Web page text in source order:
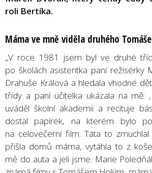
roli Bertíka.
Máma ve mně viděla druhého Tomáš
„V roce 1981 jsem byl ve druhé
po školách asistentka paní režisérky
Drahuše Králová a hledala vhodné
třídy a paní učitelka ukázala na mě:
uváděl školní akademii a recituje
dostal papírek, na kterém bylo
na celovečerní film. Táta to
přišla domů máma, vytáhla to z
mě do auta a jeli jsme. Marie